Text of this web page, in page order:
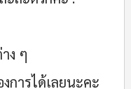
ง ๆ
การได้เลยนะคะ